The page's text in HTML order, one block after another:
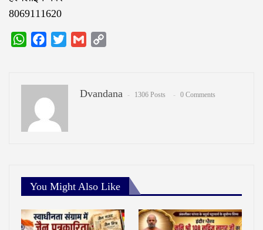
8069111620
WhatsAppFacebook
Twitter Gmail
Dvandana 1306 Posts 0 Comments
You Might Also Like